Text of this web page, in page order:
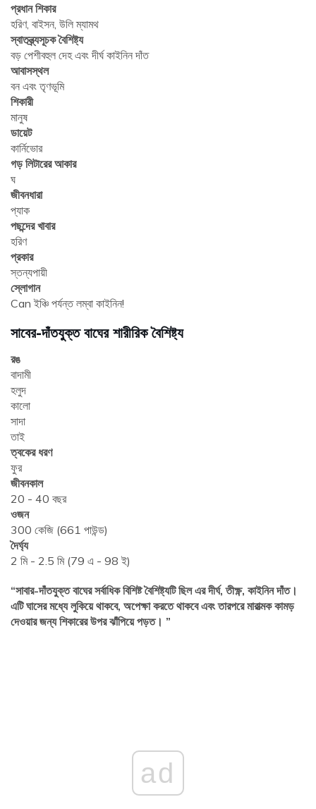
প্রধান শিকার
হরিণ, বাইসন, উলি ম্যামথ
স্বাতন্ত্র্যসূচক বৈশিষ্ট্য
বড় পেশীবহুল দেহ এবং দীর্ঘ কাইনিন দাঁত
আবাসস্থল
বন এবং তৃণভূমি
শিকারী
মানুষ
ডায়েট
কার্নিভোর
গড় লিটারের আকার
ঘ
জীবনধারা
প্যাক
পছন্দের খাবার
হরিণ
প্রকার
স্তন্যপায়ী
স্লোগান
Can ইঞ্চি পর্যন্ত লম্বা কাইনিন!
সাবের-দাঁতযুক্ত বাঘের শারীরিক বৈশিষ্ট্য
রঙ
বাদামী
হলুদ
কালো
সাদা
তাই
ত্বকের ধরণ
ফুর
জীবনকাল
20 - 40 বছর
ওজন
300 কেজি (661 পাউন্ড)
দৈর্ঘ্য
2 মি - 2.5 মি (79 এ - 98 ই)
“সাবার-দাঁতযুক্ত বাঘের সর্বাধিক বিশিষ্ট বৈশিষ্ট্যটি ছিল এর দীর্ঘ, তীক্ষ্ণ, কাইনিন দাঁত।
এটি ঘাসের মধ্যে লুকিয়ে থাকবে, অপেক্ষা করতে থাকবে এবং তারপরে মারাত্মক কামড়
দেওয়ার জন্য শিকারের উপর ঝাঁপিয়ে পড়ত। ”
ad